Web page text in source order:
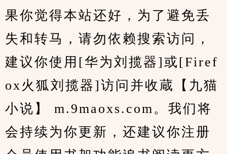
果你觉得本站还好，为了避免丢
失和转马，请勿依赖搜索访问，
建议你使用[华为刘揽器]或[Firef
ox火狐刘揽器]访问并收蔵【九猫
小说】 m.9maoxs.com。我们将
会持续为你更新，还建议你注册